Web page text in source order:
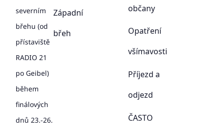
severním
břehu (od
přístaviště
RADIO 21
po Geibel)
během
finálových
dnů 23.-26.
Západní
břeh
občany
Opatření
všímavosti
Příjezd a
odjezd
ČASTO